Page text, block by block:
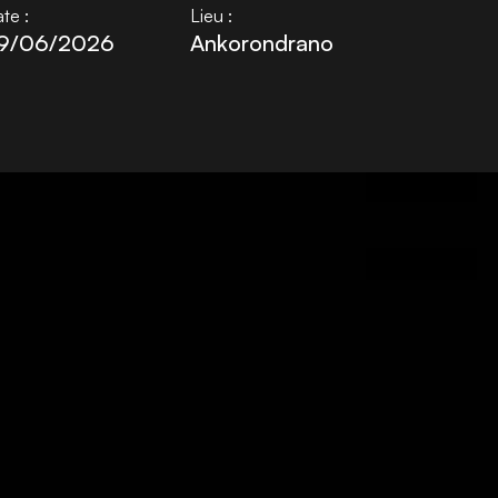
:
06/2026
Lieu :
Ankorondrano